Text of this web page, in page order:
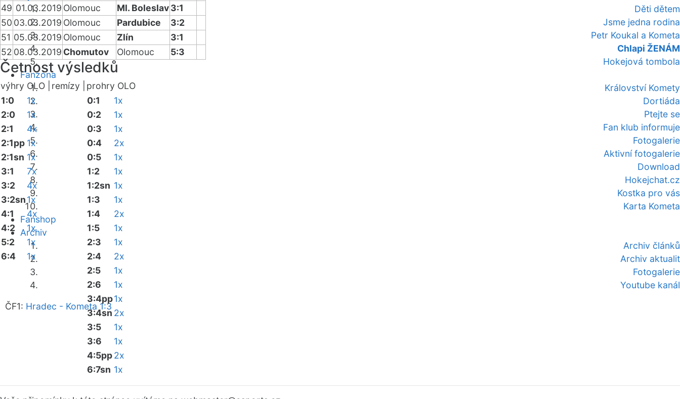
Děti dětem
Jsme jedna rodina
Petr Koukal a Kometa
Chlapi ŽENÁM
Hokejová tombola
Fanzóna
Království Komety
Dortiáda
Ptejte se
Fan klub informuje
Fotogalerie
Aktivní fotogalerie
Download
Hokejchat.cz
Kostka pro vás
Karta Kometa
Fanshop
Archiv
Archiv článků
Archiv aktualit
Fotogalerie
Youtube kanál
ČF1: Hradec - Kometa 1:3
49 01.03.2019 Olomouc Ml. Boleslav3:1
50 03.03.2019 Olomouc Pardubice
3:2
51 05.03.2019 Olomouc Zlín
3:1
52 08.03.2019 Chomutov Olomouc 5:3
Četnost výsledků
výhry OLO | remízy |
prohry OLO
1:0
1x
2:0
1x
2:1
4x
2:1pp 1x
2:1sn 1x
3:1
7x
3:2
4x
3:2sn1x
4:1
4x
4:2
1x
5:2
1x
6:4
1x
0:1
1x
0:2
1x
0:3
1x
0:4
2x
0:5
1x
1:2
1x
1:2sn 1x
1:3
1x
1:4
2x
1:5
1x
2:3
1x
2:4
2x
2:5
1x
2:6
1x
3:4pp1x
3:4sn 2x
3:5
1x
3:6
1x
4:5pp2x
6:7sn 1x